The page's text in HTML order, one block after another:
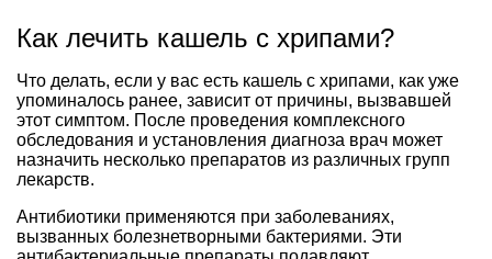
Как лечить кашель с хрипами?
Что делать, если у вас есть кашель с хрипами, как уже
упоминалось ранее, зависит от причины, вызвавшей
этот симптом. После проведения комплексного
обследования и установления диагноза врач может
назначить несколько препаратов из различных групп
лекарств.
Антибиотики применяются при заболеваниях,
вызванных болезнетворными бактериями. Эти